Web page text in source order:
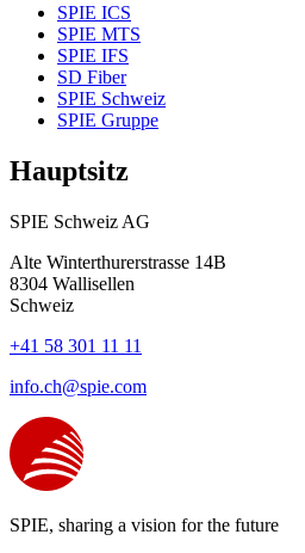
SPIE ICS
SPIE MTS
SPIE IFS
SD Fiber
SPIE Schweiz
SPIE Gruppe
Hauptsitz
SPIE Schweiz AG
Alte Winterthurerstrasse 14B
8304 Wallisellen
Schweiz
+41 58 301 11 11
info.ch@spie.com
SPIE, sharing a vision for the future